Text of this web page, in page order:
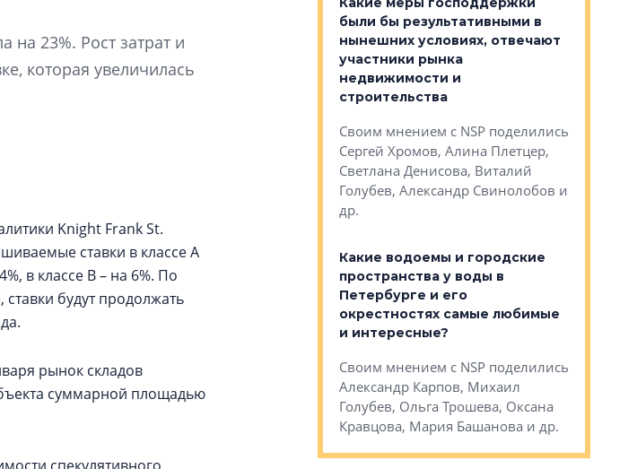
на 23%. Рост затрат и
которая увеличилась
Knight Frank St.
ставки в классе А
в классе В – на 6%. По
будут продолжать
рынок складов
суммарной площадью
рынка?
Разрыв цен между первичкой и
специальности и компетенции
в сфере девелопмента и
строительства?
Альшаева, Александр
Свинолобов, Александр Кравцов,
были бы результативными в
нынешних условиях, отвечают
участники рынка
недвижимости и
строительства
Своим мнением с NSP поделились
Сергей Хромов, Алина Плетцер,
Светлана Денисова, Виталий
Голубев, Александр Свинолобов и
др.
Какие водоемы и городские
пространства у воды в
Петербурге и его
окрестностях самые любимые
и интересные?
Своим мнением с NSP поделились
Александр Карпов, Михаил
Голубев, Ольга Трошева, Оксана
Кравцова, Мария Башанова и др.